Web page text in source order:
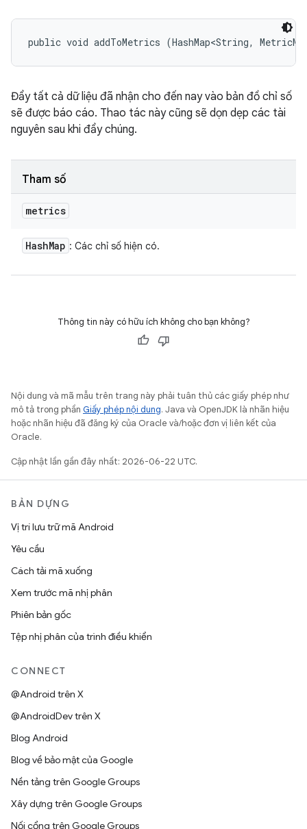
public void addToMetrics (HashMap<String,
Đẩy tất cả dữ liệu đã nhận cho đến nay vào bản đồ chỉ số
sẽ được báo cáo. Thao tác này cũng sẽ dọn dẹp các tài
nguyên sau khi đẩy chúng.
Tham số
metrics
HashMap : Các chỉ số hiện có.
Thông tin này có hữu ích không cho bạn không?
Nội dung và mã mẫu trên trang này phải tuân thủ các giấy phép như
mô tả trong phần Giấy phép nội dung. Java và OpenJDK là nhãn hiệu
hoặc nhãn hiệu đã đăng ký của Oracle và/hoặc đơn vị liên kết của
Oracle.
Cập nhật lần gần đây nhất: 2026-06-22 UTC.
BẢN DỰNG
Vị trí lưu trữ mã Android
Yêu cầu
Cách tải mã xuống
Xem trước mã nhị phân
Phiên bản gốc
Tệp nhị phân của trình điều khiển
CONNECT
@Android trên X
@AndroidDev trên X
Blog Android
Blog về bảo mật của Google
Nền tảng trên Google Groups
Xây dựng trên Google Groups
Nối cổng trên Google Groups